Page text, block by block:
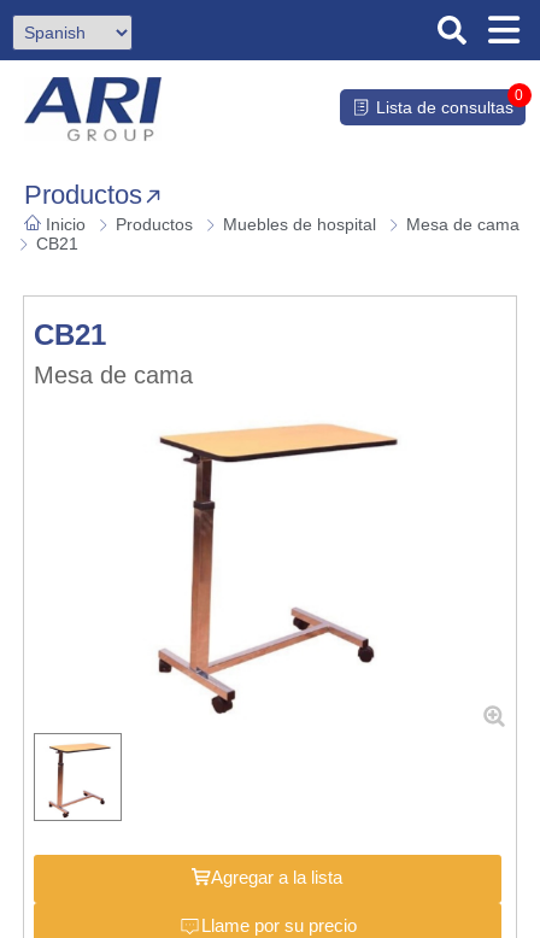
Lista de consultas
0
Productos
Inicio Productos Muebles de hospital
Mesa de cama
CB21
CB21
Mesa de cama
Agregar a la lista
Llame por su precio